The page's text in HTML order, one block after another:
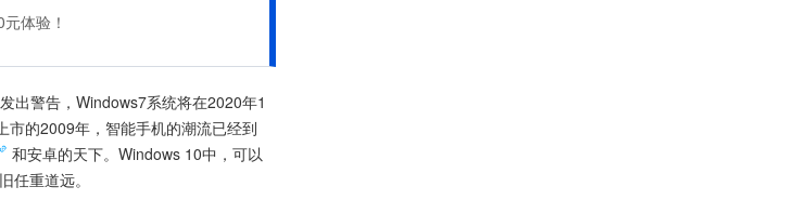
体验！
出警告，Windows7系统将在2020年1
市的2009年，智能手机的潮流已经到
和安卓的天下。Windows 10中，可以
任重道远。